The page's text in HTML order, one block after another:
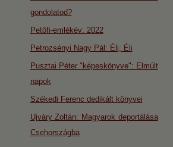
gondolatod?
Petőfi-emlékév: 2022
Petrozsényi Nagy Pál: Éli, Éli
Pusztai Péter "képeskönyve": Elmúlt
napok
Székedi Ferenc dedikált könyvei
Ujváry Zoltán: Magyarok deportálása
Csehországba